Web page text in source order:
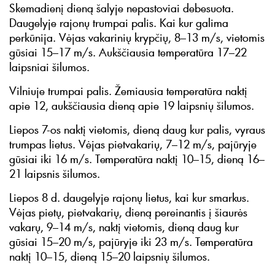
Skemadienį dieną šalyje nepastoviai debesuota.
Daugelyje rajonų trumpai palis. Kai kur galima
perkūnija. Vėjas vakarinių krypčių, 8–13 m/s, vietomis
gūsiai 15–17 m/s. Aukščiausia temperatūra 17–22
laipsniai šilumos.
Vilniuje trumpai palis. Žemiausia temperatūra naktį
apie 12, aukščiausia dieną apie 19 laipsnių šilumos.
Liepos 7-os naktį vietomis, dieną daug kur palis, vyraus
trumpas lietus. Vėjas pietvakarių, 7–12 m/s, pajūryje
gūsiai iki 16 m/s. Temperatūra naktį 10–15, dieną 16–
21 laipsnis šilumos.
Liepos 8 d. daugelyje rajonų lietus, kai kur smarkus.
Vėjas pietų, pietvakarių, dieną pereinantis į šiaurės
vakarų, 9–14 m/s, naktį vietomis, dieną daug kur
gūsiai 15–20 m/s, pajūryje iki 23 m/s. Temperatūra
naktį 10–15, dieną 15–20 laipsnių šilumos.